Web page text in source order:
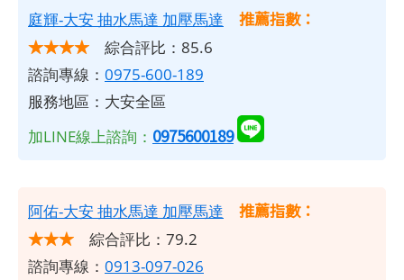
庭輝-大安 抽水馬達 加壓馬達
推薦指數：
★★★★ 綜合評比：85.6
諮詢專線： 0975-600-189
服務地區：大安全區
加LINE線上諮詢： 0975600189
阿佑-大安 抽水馬達 加壓馬達
推薦指數：
★★★ 綜合評比：79.2
諮詢專線： 0913-097-026